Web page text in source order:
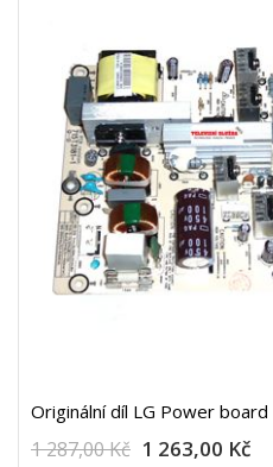
Originální díl LG Power
1 287,00 Kč 1 263,00 Kč